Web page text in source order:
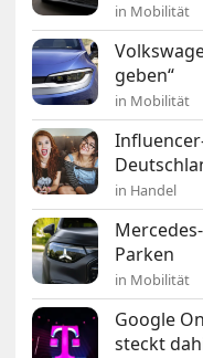
in Mobilität
geben“
in Mobilität
in Handel
Parken
in Mobilität
Google
steckt